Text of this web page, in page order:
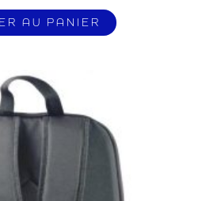
AU PANIER